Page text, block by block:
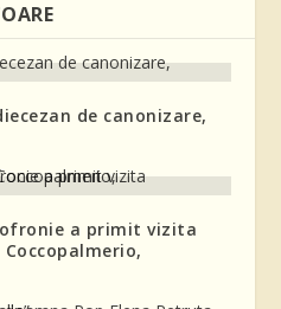
de canonizare,
a primit vizita